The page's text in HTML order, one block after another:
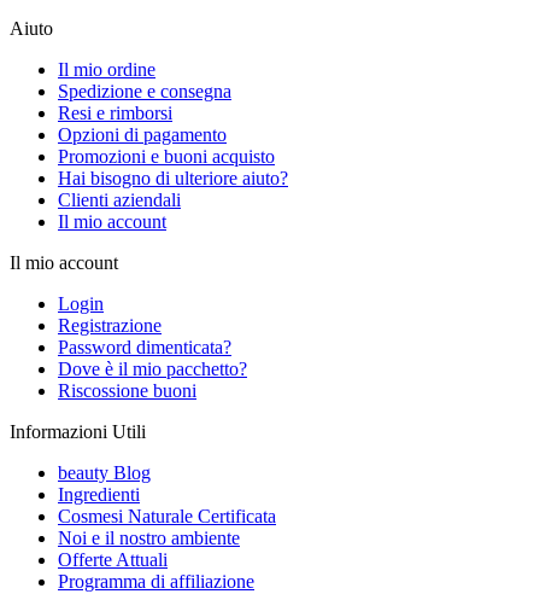
Aiuto
Il mio ordine
Spedizione e consegna
Resi e rimborsi
Opzioni di pagamento
Promozioni e buoni acquisto
Hai bisogno di ulteriore aiuto?
Clienti aziendali
Il mio account
Il mio account
Login
Registrazione
Password dimenticata?
Dove è il mio pacchetto?
Riscossione buoni
Informazioni Utili
beauty Blog
Ingredienti
Cosmesi Naturale Certificata
Noi e il nostro ambiente
Offerte Attuali
Programma di affiliazione